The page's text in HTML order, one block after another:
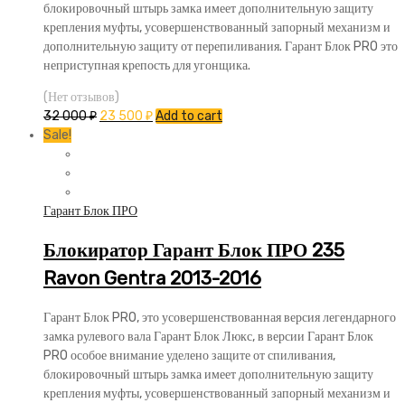
блокировочный штырь замка имеет дополнительную защиту
крепления муфты, усовершенствованный запорный механизм и
дополнительную защиту от перепиливания. Гарант Блок PRO это
неприступная крепость для угонщика.
(Нет отзывов)
32 000₽ 23 500 ₽Add to cart
Sale!
Гарант Блок ПРО
Блокиратор Гарант Блок ПРО 235
Ravon Gentra 2013-2016
Гарант Блок PRO, это усовершенствованная версия легендарного
замка рулевого вала Гарант Блок Люкс, в версии Гарант Блок
PRO особое внимание уделено защите от спиливания,
блокировочный штырь замка имеет дополнительную защиту
крепления муфты, усовершенствованный запорный механизм и